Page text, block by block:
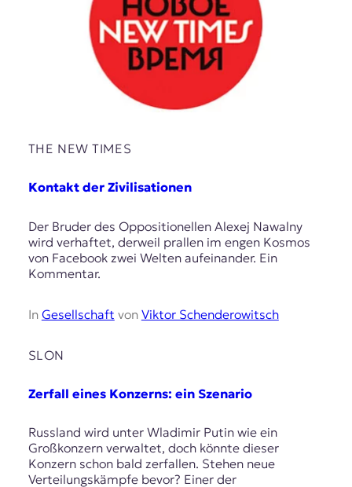
THE NEW TIMES
Kontakt der Zivilisationen
Der Bruder des Oppositionellen Alexej Nawalny
wird verhaftet, derweil prallen im engen Kosmos
von Facebook zwei Welten aufeinander. Ein
Kommentar.
In Gesellschaft von Viktor Schenderowitsch
SLON
Zerfall eines Konzerns: ein Szenario
Russland wird unter Wladimir Putin wie ein
Großkonzern verwaltet, doch könnte dieser
Konzern schon bald zerfallen. Stehen neue
Verteilungskämpfe bevor? Einer der